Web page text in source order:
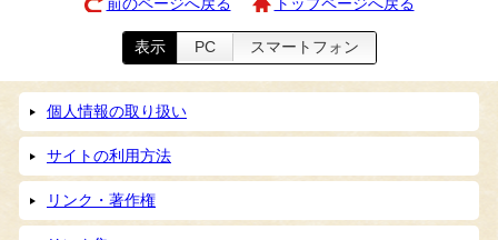
前のページへ戻る トップページへ戻る
表示 PC スマートフォン
個人情報の取り扱い
サイトの利用方法
リンク・著作権